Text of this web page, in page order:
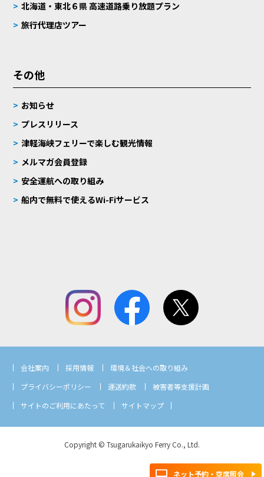
ネット予約・空席照会
北海道・東北６県 高速道路乗り放題プラン
旅行代理店ツアー
その他
お知らせ
プレスリリース
津軽海峡フェリーで楽しむ観光情報
メルマガ会員登録
安全運航への取り組み
船内で無料で使えるWi-Fiサービス
会社案内 採用情報
環境＆社会への取り組み
プライバシーポリシー
運送約款
被害者等支援計画
サイトのご利用にあたって
サイトマップ
Copyright © Tsugarukaikyo Ferry Co., Ltd.